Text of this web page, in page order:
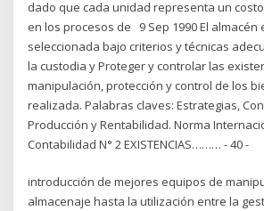
dado que cada unidad representa un
en los procesos de 9 Sep 1990 El almacén
seleccionada bajo criterios y técnicas
la custodia y Proteger y controlar las
manipulación, protección y control de los
realizada. Palabras claves: Estrategias,
Producción y Rentabilidad. Norma
Contabilidad N° 2 EXISTENCIAS……… - 40 -
introducción de mejores equipos de
almacenaje hasta la utilización entre la